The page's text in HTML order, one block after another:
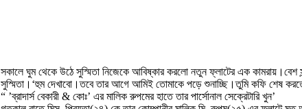
সকালে ঘুম থেকে উঠে সুস্মিতা নিজেকে আবিষ্কার করলো নতুন ফ্লাটের এক
সুস্মিতা।‘হুম দেখাবো।তবে তার আগে আমিই তোমাকে পড়ে শুনাচ্ছি।তুমি কফি শেষ
“ ’ব্রাদার্স বেকারী & কোঃ’ এর মালিক রুপমের হাতে তার পার্সোনাল সেক্রেটারি খুন’